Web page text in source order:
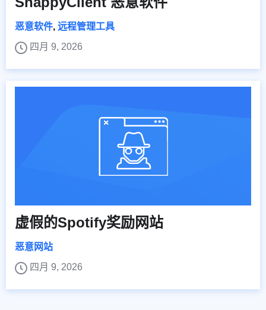
恶意软件, 远程管理工具
四月 9, 2026
虚假的Spotify奖励网站
恶意网站
四月 9, 2026